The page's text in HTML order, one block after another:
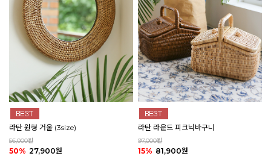
라탄 원형 거울 (3size)
56,000원
50% 27,900원
라탄 라운드 피크닉바구니
97,000원
15% 81,900원